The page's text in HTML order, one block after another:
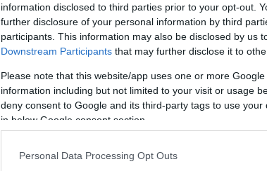
information disclosed to third parties prior to your opt-out.
further disclosure of your personal information by third
participants. This information may also be disclosed by us
Downstream Participants that may further disclose it to
Please note that this website/app uses one or more
information including but not limited to your visit or usage
deny consent to Google and its third-party tags to use
in below Google consent section.
Personal Data Processing Opt Outs